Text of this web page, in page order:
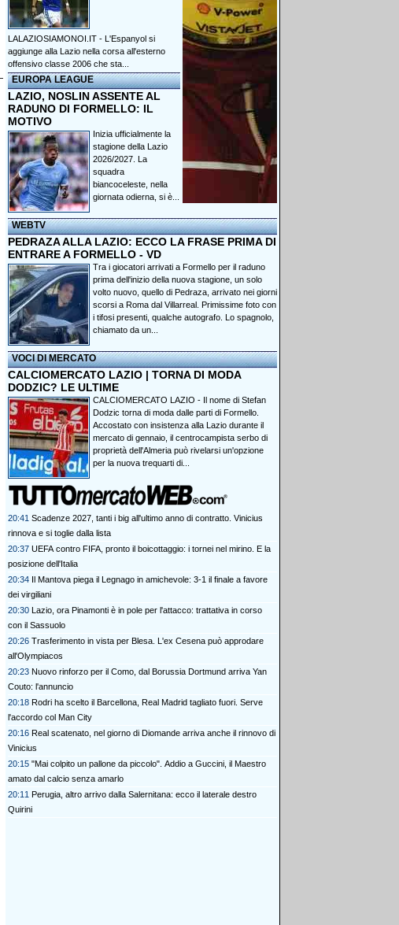
LALAZIOSIAMONOI.IT - L'Espanyol si
aggiunge alla Lazio nella corsa all'esterno
offensivo classe 2006 che sta...
EUROPA LEAGUE
LAZIO, NOSLIN ASSENTE AL
RADUNO DI FORMELLO: IL
MOTIVO
Inizia ufficialmente la
stagione della Lazio
2026/2027. La
squadra
biancoceleste, nella
giornata odierna, si è...
WEBTV
PEDRAZA ALLA LAZIO: ECCO LA FRASE PRIMA DI
ENTRARE A FORMELLO - VD
Tra i giocatori arrivati a Formello per il raduno
prima dell'inizio della nuova stagione, un solo
volto nuovo, quello di Pedraza, arrivato nei giorni
scorsi a Roma dal Villarreal. Primissime foto con
i tifosi presenti, qualche autografo. Lo spagnolo,
chiamato da un...
VOCI DI MERCATO
CALCIOMERCATO LAZIO | TORNA DI MODA
DODZIC? LE ULTIME
CALCIOMERCATO LAZIO - Il nome di Stefan
Dodzic torna di moda dalle parti di Formello.
Accostato con insistenza alla Lazio durante il
mercato di gennaio, il centrocampista serbo di
proprietà dell'Almeria può rivelarsi un'opzione
per la nuova trequarti di...
20:41 Scadenze 2027, tanti i big all'ultimo anno di contratto. Vinicius
rinnova e si toglie dalla lista
20:37 UEFA contro FIFA, pronto il boicottaggio: i tornei nel mirino. E la
posizione dell'Italia
20:34 Il Mantova piega il Legnago in amichevole: 3-1 il finale a favore
dei virgiliani
20:30 Lazio, ora Pinamonti è in pole per l'attacco: trattativa in corso
con il Sassuolo
20:26 Trasferimento in vista per Blesa. L'ex Cesena può approdare
all'Olympiacos
20:23 Nuovo rinforzo per il Como, dal Borussia Dortmund arriva Yan
Couto: l'annuncio
20:18 Rodri ha scelto il Barcellona, Real Madrid tagliato fuori. Serve
l'accordo col Man City
20:16 Real scatenato, nel giorno di Diomande arriva anche il rinnovo di
Vinicius
20:15 "Mai colpito un pallone da piccolo". Addio a Guccini, il Maestro
amato dal calcio senza amarlo
20:11 Perugia, altro arrivo dalla Salernitana: ecco il laterale destro
Quirini